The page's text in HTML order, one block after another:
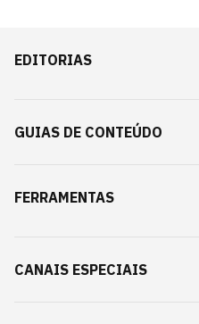
EDITORIAS
GUIAS DE CONTEÚDO
FERRAMENTAS
CANAIS ESPECIAIS